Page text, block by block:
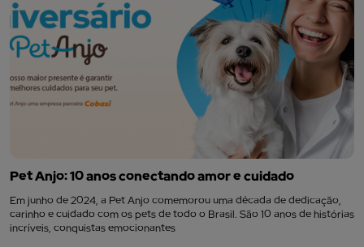
Pet Anjo: 10 anos conectando amor e cuidado
Em junho de 2024, a Pet Anjo comemorou uma década de dedicação,
carinho e cuidado com os pets de todo o Brasil. São 10 anos de histórias
incríveis, conquistas emocionantes